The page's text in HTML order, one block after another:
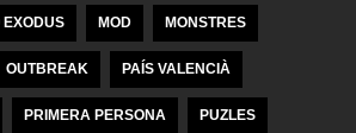
EXODUS MOD MONSTRES
OUTBREAK PAÍS VALENCIÀ
PRIMERA PERSONA PUZLES